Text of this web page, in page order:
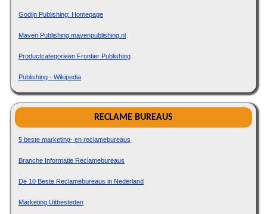
Godijn Publishing: Homepage
Maven Publishing mavenpublishing.nl
Productcategorieën Frontier Publishing
Publishing - Wikipedia
RECLAME BUREAUS
5 beste marketing- en reclamebureaus
Branche Informatie Reclamebureaus
De 10 Beste Reclamebureaus in Nederland
Marketing Uitbesteden